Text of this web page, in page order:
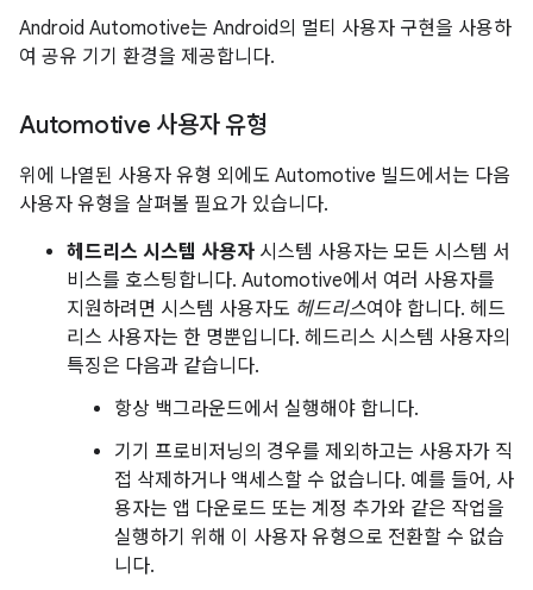
Android Automotive는 Android의 멀티 사용자 구현을 사용하
여 공유 기기 환경을 제공합니다.
Automotive 사용자 유형
위에 나열된 사용자 유형 외에도 Automotive 빌드에서는 다음
사용자 유형을 살펴볼 필요가 있습니다.
헤드리스 시스템 사용자 시스템 사용자는 모든 시스템 서
비스를 호스팅합니다. Automotive에서 여러 사용자를
지원하려면 시스템 사용자도 헤드리스여야 합니다. 헤드
리스 사용자는 한 명뿐입니다. 헤드리스 시스템 사용자의
특징은 다음과 같습니다.
항상 백그라운드에서 실행해야 합니다.
기기 프로비저닝의 경우를 제외하고는 사용자가 직
접 삭제하거나 액세스할 수 없습니다. 예를 들어, 사
용자는 앱 다운로드 또는 계정 추가와 같은 작업을
실행하기 위해 이 사용자 유형으로 전환할 수 없습
니다.